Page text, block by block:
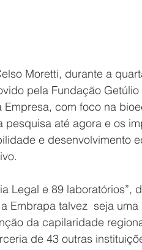
Moretti, durante a
pela Fundação
com foco na
até agora e os
e desenvolvimento
Legal e 89 laboratórios”,
Embrapa talvez  seja
da capilaridade
de 43 outras